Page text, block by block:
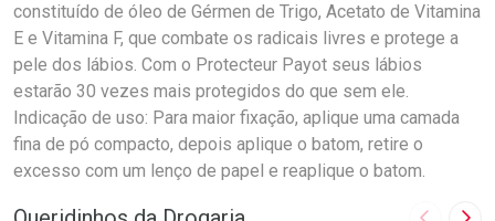
constituído de óleo de Gérmen de Trigo, Acetato de Vitamina
E e Vitamina F, que combate os radicais livres e protege a
pele dos lábios. Com o Protecteur Payot seus lábios
estarão 30 vezes mais protegidos do que sem ele.
Indicação de uso: Para maior fixação, aplique uma camada
fina de pó compacto, depois aplique o batom, retire o
excesso com um lenço de papel e reaplique o batom.